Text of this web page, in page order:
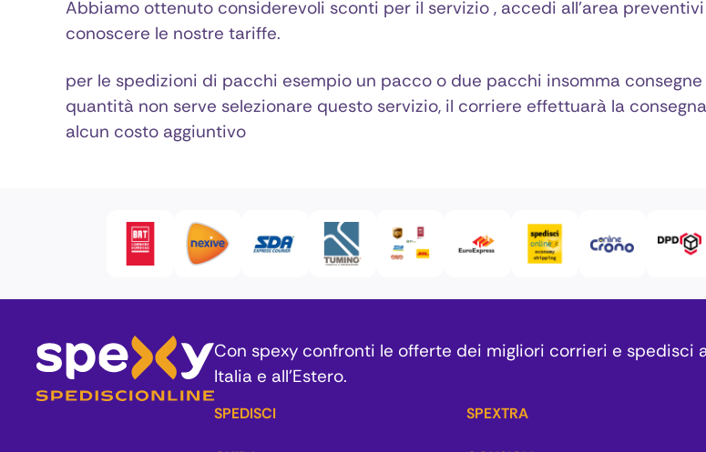
Abbiamo ottenuto considerevoli sconti per il servizio , accedi all’area
conoscere le nostre tariffe.
per le spedizioni di pacchi esempio un pacco o due pacchi insomma
quantità non serve selezionare questo servizio, il corriere effettuarà la
alcun costo aggiuntivo
Con spexy confronti le offerte dei migliori corrieri e spedisci
Italia e all’Estero.
SPEDISCI SPEXTRA